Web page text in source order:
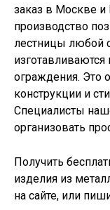
заказ в Москве и
производство
лестницы любой
ограждения. Это
конструкции и
Специалисты
организовать
Получить
изделия из
на сайте, или